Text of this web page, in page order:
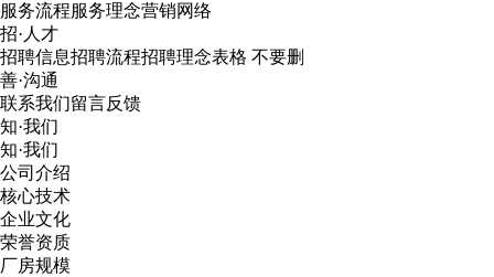
服务流程服务理念营销网络
招·人才
招聘信息招聘流程招聘理念表格 不要删
善·沟通
联系我们留言反馈
知·我们
知·我们
公司介绍
核心技术
企业文化
荣誉资质
厂房规模